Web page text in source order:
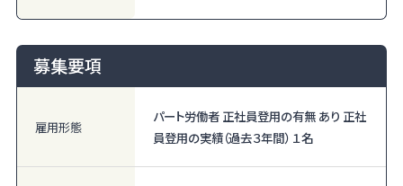
募集要項
雇用形態
パート労働者 正社員登用の有無 あり 正社
員登用の実績（過去３年間） １名